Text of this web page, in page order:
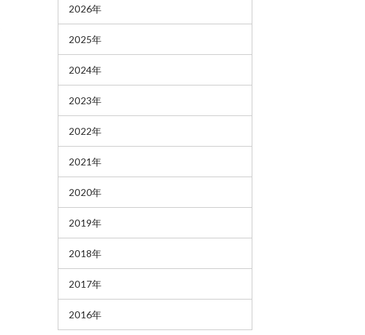
2026年
2025年
2024年
2023年
2022年
2021年
2020年
2019年
2018年
2017年
2016年